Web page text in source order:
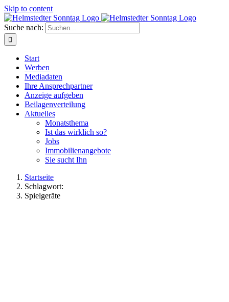
Skip to content
Suche nach:
Start
Werben
Mediadaten
Ihre Ansprechpartner
Anzeige aufgeben
Beilagenverteilung
Aktuelles
Monatsthema
Ist das wirklich so?
Jobs
Immobilienangebote
Sie sucht Ihn
Startseite
Schlagwort:
Spielgeräte